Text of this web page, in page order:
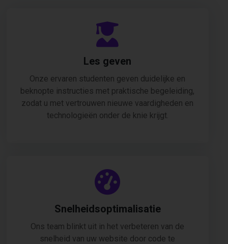
Les geven
Onze ervaren studenten geven duidelijke en
beknopte instructies met praktische begeleiding,
zodat u met vertrouwen nieuwe vaardigheden en
technologieën onder de knie krijgt.
Snelheidsoptimalisatie
Ons team blinkt uit in het verbeteren van de
snelheid van uw website door code te